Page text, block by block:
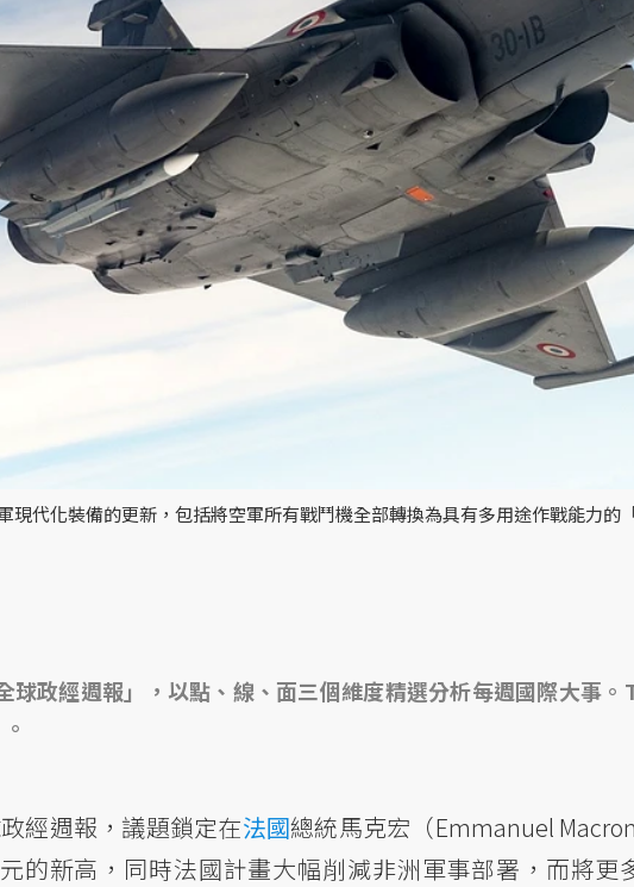
現代化裝備的更新，包括將空軍所有戰鬥機全部轉換為具有多用途作戰能力的
球政經週報」，以點、線、面三個維度精選分析每週國際大事
。
經週報，議題鎖定在法國總統馬克宏（Emmanuel
的新高，同時法國計畫大幅削減非洲軍事部署，而將更